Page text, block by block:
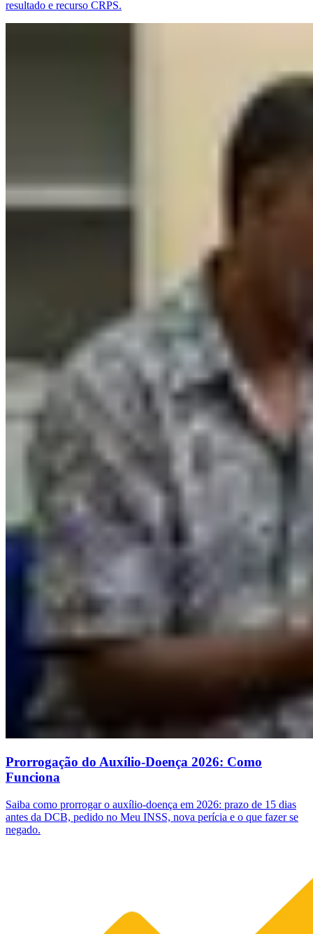
resultado e recurso CRPS.
Prorrogação do Auxílio-Doença 2026: Como
Funciona
Saiba como prorrogar o auxílio-doença em 2026: prazo de 15 dias
antes da DCB, pedido no Meu INSS, nova perícia e o que fazer se
negado.